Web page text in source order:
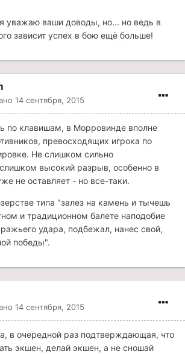
уважаю ваши доводы, но... но ведь в
зависит успех в бою ещё больше!
14 сентября, 2015
по клавишам, в Морровинде вполне
превосходящих игрока по
Не слишком сильно
высокий разрыв, особенно в
не оставляет - но все-таки.
типа "залез на камень и тычешь
и традиционном балете наподобие
удара, подбежал, нанес свой,
победы".
14 сентября, 2015
в очередной раз подтверждающая, что
экшен, делай экшен, а не сношай